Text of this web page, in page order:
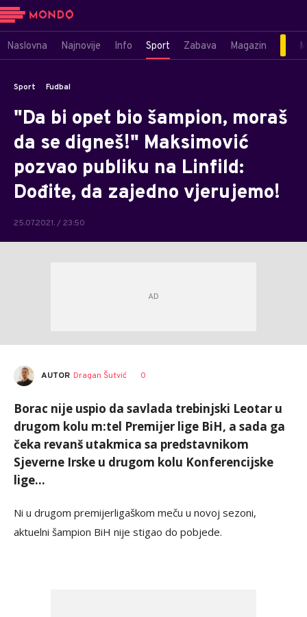
Naslovna Najnovije Info Sport Zabava Magazin
Sport Fudbal
"Da bi opet bio šampion, moraš
da se digneš!" Maksimović
pozvao publiku na Linfild:
Dođite, da zajedno vjerujemo!
25.07.2021. / 23:50
AUTOR Dragan Šutvić 0
Borac nije uspio da savlada trebinjski Leotar u
drugom kolu m:tel Premijer lige BiH, a sada ga
čeka revanš utakmica sa predstavnikom
Sjeverne Irske u drugom kolu Konferencijske
lige...
Ni u drugom premijerligaškom meču u novoj sezoni,
aktuelni šampion BiH nije stigao do pobjede.